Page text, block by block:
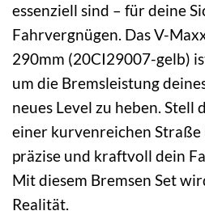
essenziell sind – für deine
Fahrvergnügen. Das V-
290mm (20CI29007-gelb)
um die Bremsleistung
neues Level zu heben. Stell
einer kurvenreichen Straße
präzise und kraftvoll dein
Mit diesem Bremsen Set
Realität.